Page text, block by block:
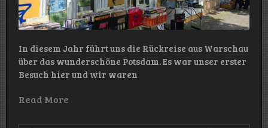
In diesem Jahr führt uns die Rückreise aus Warschau
über das wunderschöne Potsdam. Es war unser erster
Besuch hier und wir waren
Read More